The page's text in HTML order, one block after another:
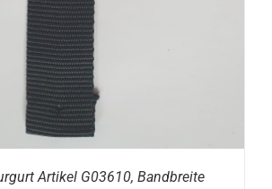
Artikel G03610, Bandbreite